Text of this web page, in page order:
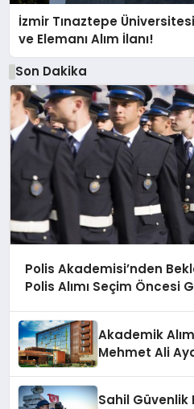
İzmir Tınaztepe
ve Elemanı Alım İlanı!
Son Dakika
Polis Akademisi’nden
Polis Alımı Seçim Öncesi
Akademik
Mehmet Ali
Sahil Güvenlik